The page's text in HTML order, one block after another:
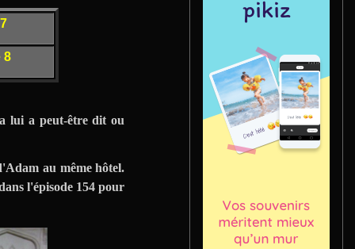
8
lui a peut-être dit ou
au même hôtel.
l'épisode 154 pour